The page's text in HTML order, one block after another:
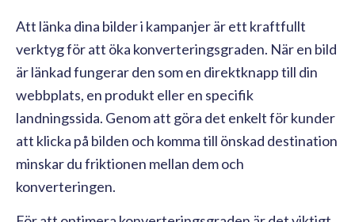
Att länka dina bilder i kampanjer är ett kraftfullt
verktyg för att öka konverteringsgraden. När en bild
är länkad fungerar den som en direktknapp till din
webbplats, en produkt eller en specifik
landningssida. Genom att göra det enkelt för kunder
att klicka på bilden och komma till önskad destination
minskar du friktionen mellan dem och
konverteringen.